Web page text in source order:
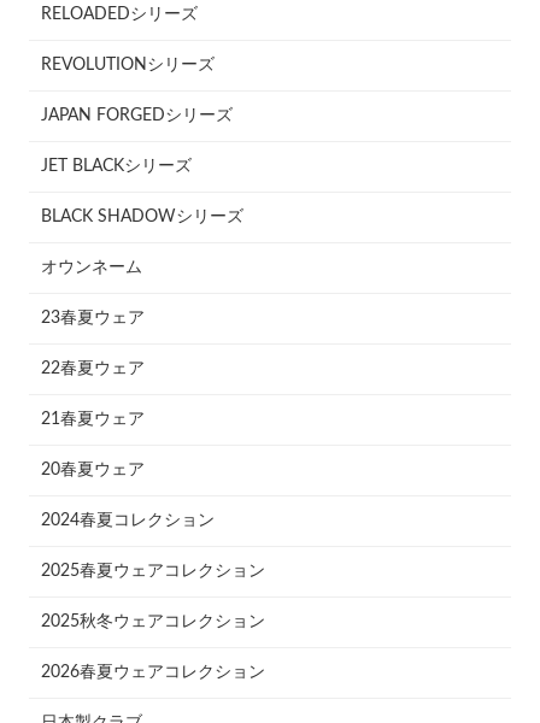
RELOADEDシリーズ
REVOLUTIONシリーズ
JAPAN FORGEDシリーズ
JET BLACKシリーズ
BLACK SHADOWシリーズ
オウンネーム
23春夏ウェア
22春夏ウェア
21春夏ウェア
20春夏ウェア
2024春夏コレクション
2025春夏ウェアコレクション
2025秋冬ウェアコレクション
2026春夏ウェアコレクション